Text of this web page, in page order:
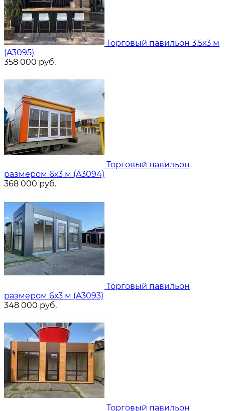
Торговый павильон 3.5х3 м
(A3095)
358 000 руб.
Торговый павильон
размером 6х3 м (A3094)
368 000 руб.
Торговый павильон
размером 6х3 м (A3093)
348 000 руб.
Торговый павильон